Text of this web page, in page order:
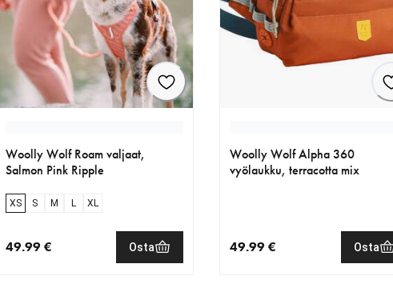
Woolly Wolf Roam valjaat,
Salmon Pink Ripple
XS S M L XL
49.99 € Osta
Woolly Wolf Alpha 360
vyölaukku, terracotta mix
49.99 € Osta